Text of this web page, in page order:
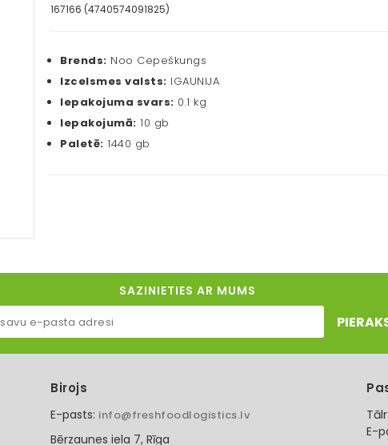
167166 (4740574091825)
Brends: Noo Cepeškungs
Izcelsmes valsts: IGAUNIJA
Iepakojuma svars: 0.1 kg
Iepakojumā: 10 gb
Paletē: 1440 gb
SAZINIETIES AR MUMS
Birojs
E-pasts: info@freshfoodlogistics.lv
Bērzaunes iela 7, Rīga
Tālr:
E-